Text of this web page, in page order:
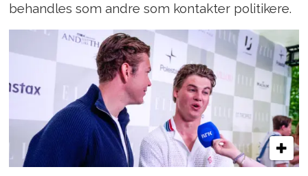
behandles som andre som kontakter politikere.